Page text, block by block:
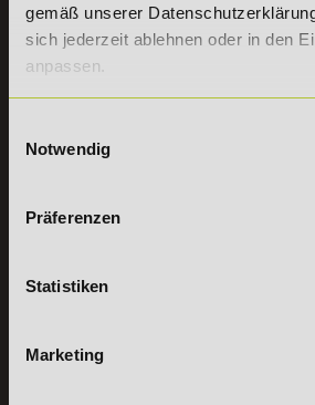
gemäß unserer
sich jederzeit ablehnen oder in den
anpassen.
Notwendig
Präferenzen
Statistiken
Marketing
DeLSt GmbH - Deutsches eLearning
Willy-Brandt-Platz 2
71522
Erreichbarkeit:
Samstag: 9:00 - 15:00 Uhr
Vertrag
INFORMATIONEN